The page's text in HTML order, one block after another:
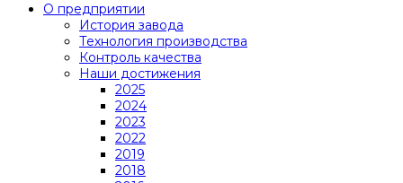
О предприятии
История завода
Технология производства
Контроль качества
Наши достижения
2025
2024
2023
2022
2019
2018